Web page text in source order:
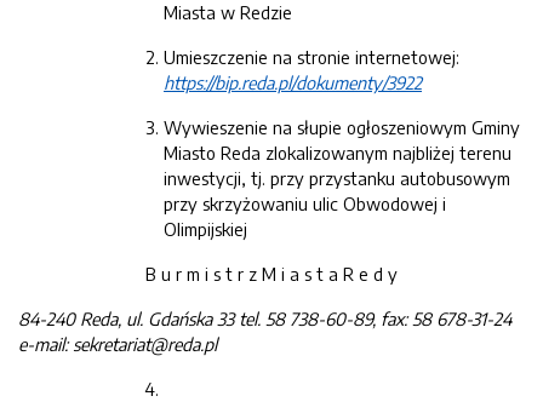
Miasta w Redzie
Umieszczenie na stronie internetowej:
https://bip.reda.pl/dokumenty/3922
Wywieszenie na słupie ogłoszeniowym Gminy
Miasto Reda zlokalizowanym najbliżej terenu
inwestycji, tj. przy przystanku autobusowym
przy skrzyżowaniu ulic Obwodowej i
Olimpijskiej
B u r m i s t r z M i a s t a R e d y
84-240 Reda, ul. Gdańska 33 tel. 58 738-60-89, fax: 58 678-31-24
e-mail: sekretariat@reda.pl